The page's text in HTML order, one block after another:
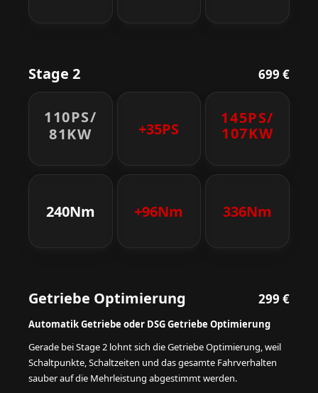
Stage 2 699 €
110PS/
81KW
+35PS
145PS/
107KW
240Nm +96Nm 336Nm
Getriebe Optimierung 299 €
Automatik Getriebe oder DSG Getriebe Optimierung
Gerade bei Stage 2 lohnt sich die Getriebe Optimierung, weil
Schaltpunkte, Schaltzeiten und das gesamte Fahrverhalten
sauber auf die Mehrleistung abgestimmt werden.